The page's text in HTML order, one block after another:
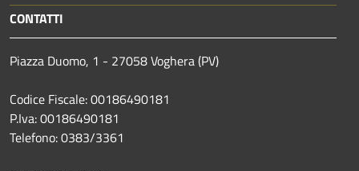
CONTATTI
Piazza Duomo, 1 - 27058 Voghera (PV)
Codice Fiscale: 00186490181
P.Iva: 00186490181
Telefono:0383/3361